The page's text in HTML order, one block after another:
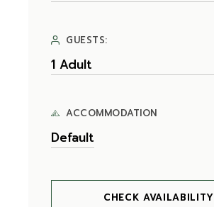
GUESTS:
ACCOMMODATION
CHECK AVAILABILITY